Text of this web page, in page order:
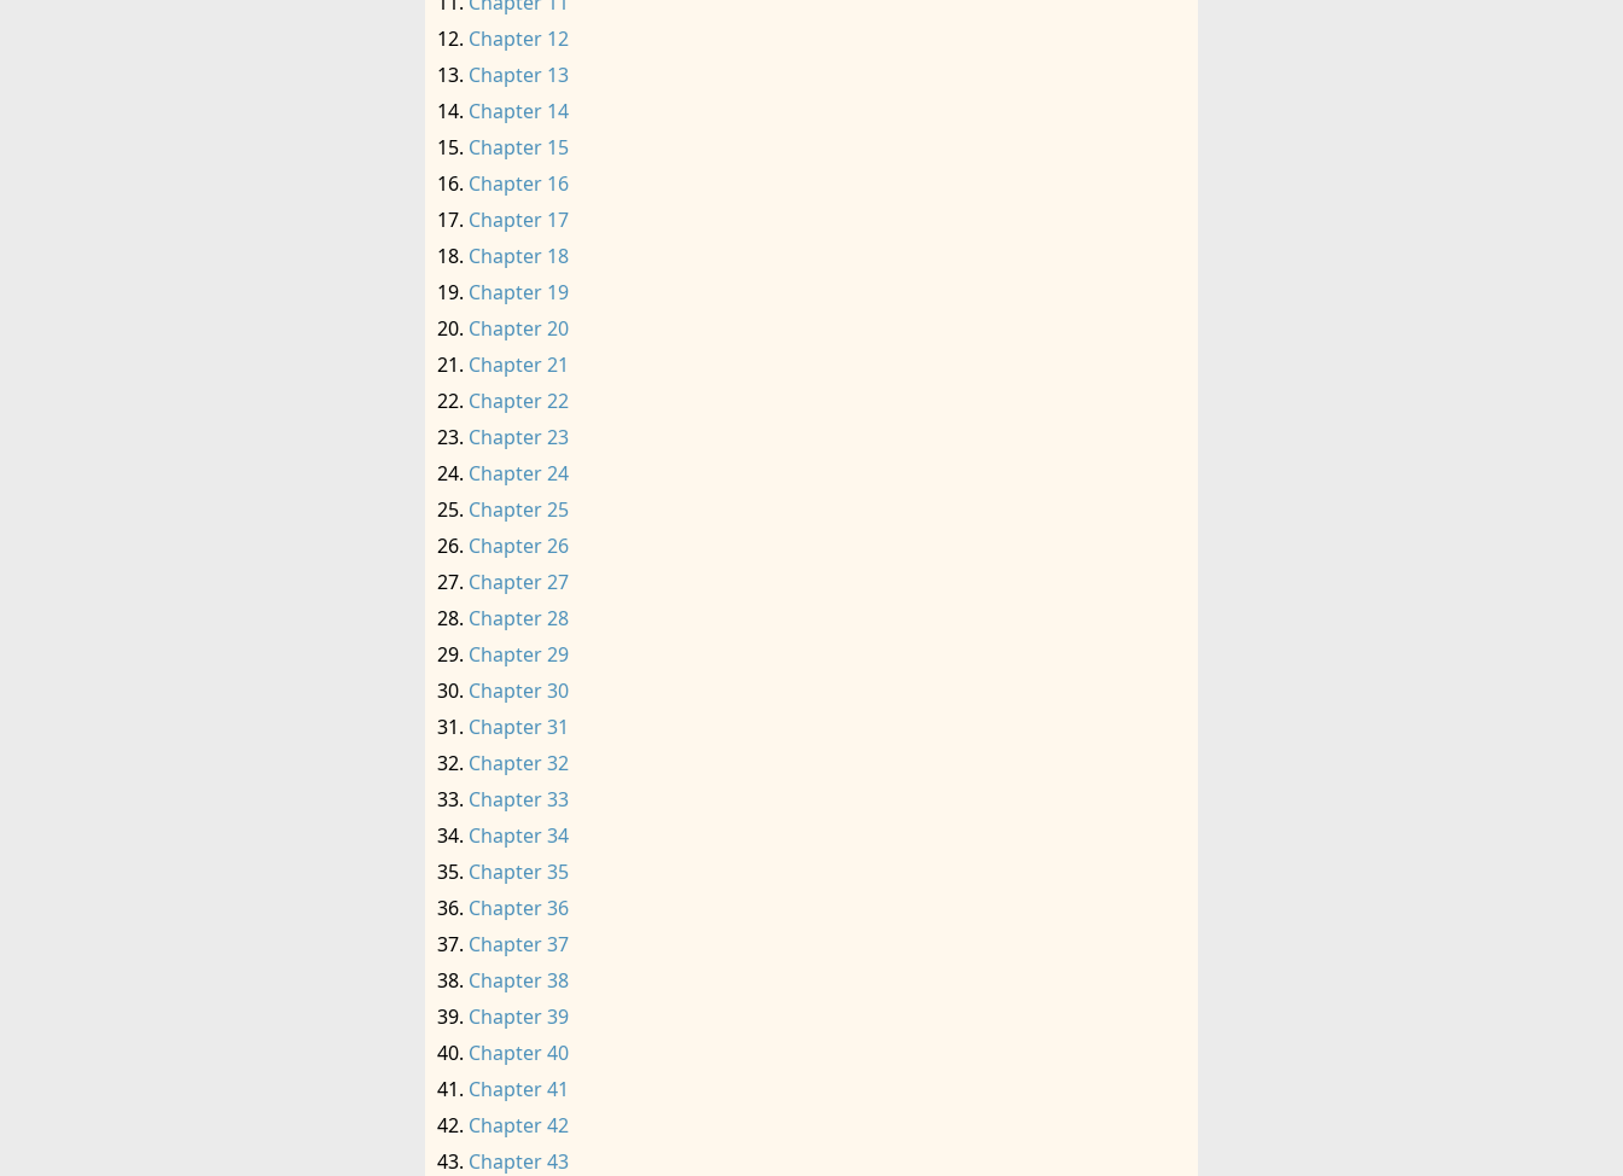
Chapter 12
Chapter 13
Chapter 14
Chapter 15
Chapter 16
Chapter 17
Chapter 18
Chapter 19
Chapter 20
Chapter 21
Chapter 22
Chapter 23
Chapter 24
Chapter 25
Chapter 26
Chapter 27
Chapter 28
Chapter 29
Chapter 30
Chapter 31
Chapter 32
Chapter 33
Chapter 34
Chapter 35
Chapter 36
Chapter 37
Chapter 38
Chapter 39
Chapter 40
Chapter 41
Chapter 42
Chapter 43